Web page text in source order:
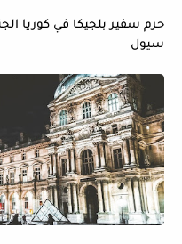
حرم سفير بلجيكا في كوريا
سيول